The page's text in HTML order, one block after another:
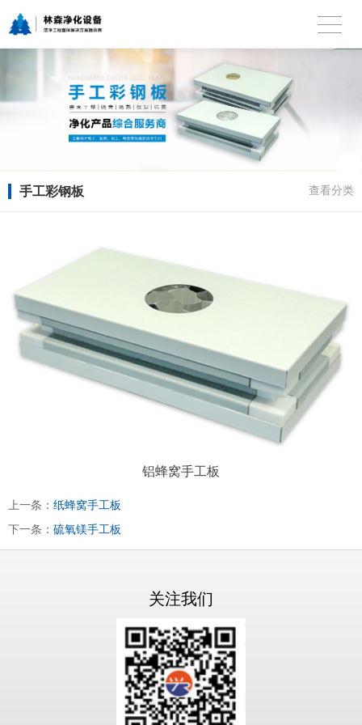
手工彩钢板 查看分类
铝蜂窝手工板
上一条： 纸蜂窝手工板
下一条： 硫氧镁手工板
关注我们